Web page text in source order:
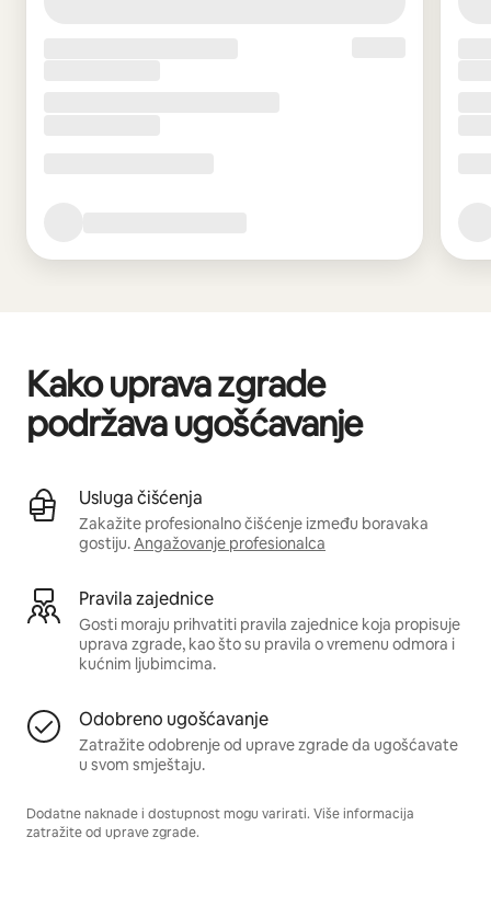
Kako uprava zgrade
podržava ugošćavanje
Usluga čišćenja
Zakažite profesionalno čišćenje između boravaka
gostiju.Angažovanje profesionalca
Pravila zajednice
Gosti moraju prihvatiti pravila zajednice koja propisuje
uprava zgrade, kao što su pravila o vremenu odmora i
kućnim ljubimcima.
Odobreno ugošćavanje
Zatražite odobrenje od uprave zgrade da ugošćavate
u svom smještaju.
Dodatne naknade i dostupnost mogu varirati. Više informacija
zatražite od uprave zgrade.